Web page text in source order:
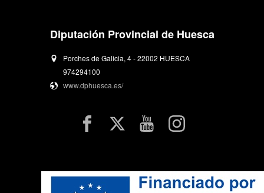
Diputación Provincial de Huesca
Porches de Galicia, 4 - 22002 HUESCA
974294100
www.dphuesca.es/